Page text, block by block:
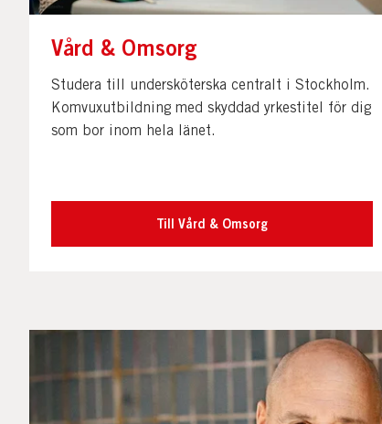
Vård & Omsorg
Studera till undersköterska centralt i Stockholm.
Komvuxutbildning med skyddad yrkestitel för dig
som bor inom hela länet.
Till Vård & Omsorg